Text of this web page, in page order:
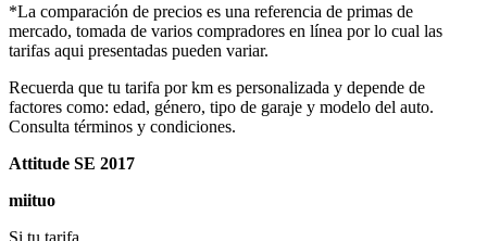
*La comparación de precios es una referencia de primas de
mercado, tomada de varios compradores en línea por lo cual las
tarifas aqui presentadas pueden variar.
Recuerda que tu tarifa por km es personalizada y depende de
factores como: edad, género, tipo de garaje y modelo del auto.
Consulta términos y condiciones.
Attitude SE 2017
miituo
Si tu tarifa